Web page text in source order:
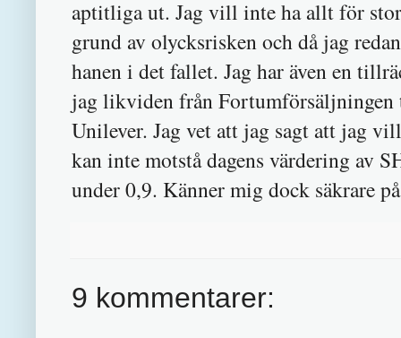
aptitliga ut. Jag vill inte ha allt för
grund av olycksrisken och då jag
hanen i det fallet. Jag har även en
jag likviden från Fortumförsäljningen
Unilever. Jag vet att jag sagt att jag
kan inte motstå dagens värdering av
under 0,9. Känner mig dock säkrare
9 kommentarer: